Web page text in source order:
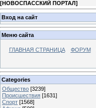
[НОВОСПАССКИЙ ПОРТАЛ]
Вход на сайт
Меню сайта
ГЛАВНАЯ СТРАНИЦА ФОРУМ
Categories
Общество [3239]
Происшествия [1631]
Спорт [1568]